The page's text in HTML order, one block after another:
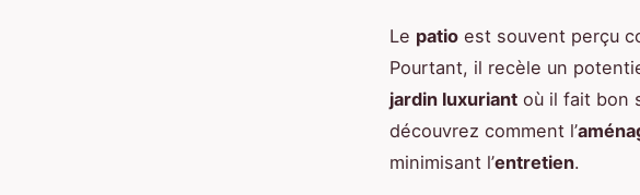
Le patio est souvent perçu
Pourtant, il recèle un
jardin luxuriant où il fait bon
découvrez comment l’
minimisant l’entretien.